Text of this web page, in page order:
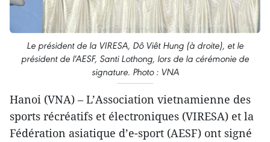
Le président de la VIRESA, Dô Viêt Hung (à droite), et le
président de l'AESF, Santi Lothong, lors de la cérémonie de
signature. Photo : VNA
Hanoi (VNA) – L’Association vietnamienne des
sports récréatifs et électroniques (VIRESA) et la
Fédération asiatique d’e-sport (AESF) ont signé